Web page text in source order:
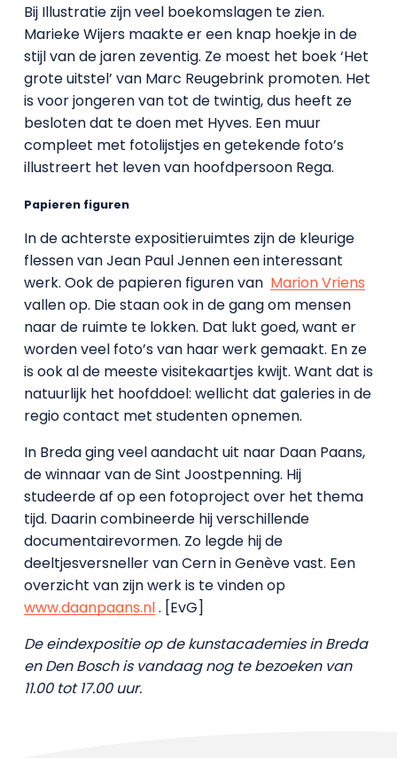
Bij Illustratie zijn veel boekomslagen te zien.
Marieke Wijers maakte er een knap hoekje in de
stijl van de jaren zeventig. Ze moest het boek ‘Het
grote uitstel’ van Marc Reugebrink promoten. Het
is voor jongeren van tot de twintig, dus heeft ze
besloten dat te doen met Hyves. Een muur
compleet met fotolijstjes en getekende foto’s
illustreert het leven van hoofdpersoon Rega.
Papieren figuren
In de achterste expositieruimtes zijn de kleurige
flessen van Jean Paul Jennen een interessant
werk. Ook de papieren figuren van Marion Vriens
vallen op. Die staan ook in de gang om mensen
naar de ruimte te lokken. Dat lukt goed, want er
worden veel foto’s van haar werk gemaakt. En ze
is ook al de meeste visitekaartjes kwijt. Want dat is
natuurlijk het hoofddoel: wellicht dat galeries in de
regio contact met studenten opnemen.
In Breda ging veel aandacht uit naar Daan Paans,
de winnaar van de Sint Joostpenning. Hij
studeerde af op een fotoproject over het thema
tijd. Daarin combineerde hij verschillende
documentairevormen. Zo legde hij de
deeltjesversneller van Cern in Genève vast. Een
overzicht van zijn werk is te vinden op
www.daanpaans.nl. [EvG]
De eindexpositie op de kunstacademies in Breda
en Den Bosch is vandaag nog te bezoeken van
11.00 tot 17.00 uur.